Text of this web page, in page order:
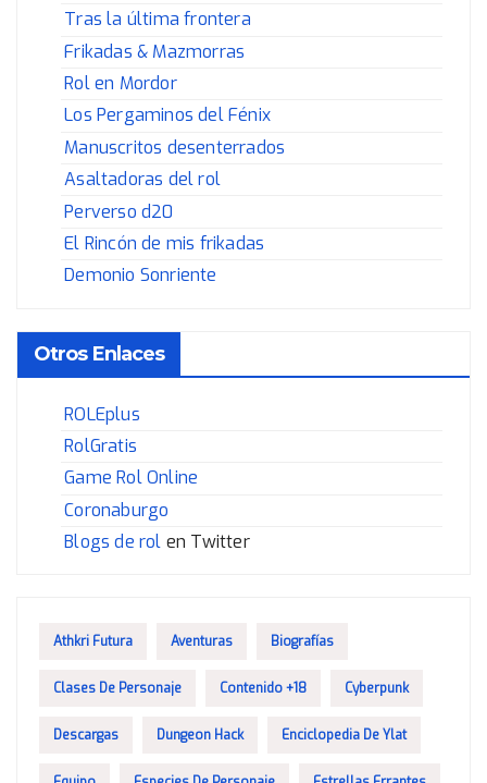
Tras la última frontera
Frikadas & Mazmorras
Rol en Mordor
Los Pergaminos del Fénix
Manuscritos desenterrados
Asaltadoras del rol
Perverso d20
El Rincón de mis frikadas
Demonio Sonriente
Otros Enlaces
ROLEplus
RolGratis
Game Rol Online
Coronaburgo
Blogs de rol en Twitter
Athkri Futura Aventuras Biografías
Clases De Personaje Contenido +18 Cyberpunk
Descargas Dungeon Hack Enciclopedia De Ylat